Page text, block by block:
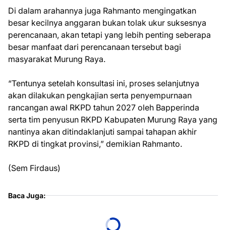
Di dalam arahannya juga Rahmanto mengingatkan
besar kecilnya anggaran bukan tolak ukur suksesnya
perencanaan, akan tetapi yang lebih penting seberapa
besar manfaat dari perencanaan tersebut bagi
masyarakat Murung Raya.
“Tentunya setelah konsultasi ini, proses selanjutnya
akan dilakukan pengkajian serta penyempurnaan
rancangan awal RKPD tahun 2027 oleh Bapperinda
serta tim penyusun RKPD Kabupaten Murung Raya yang
nantinya akan ditindaklanjuti sampai tahapan akhir
RKPD di tingkat provinsi,” demikian Rahmanto.
(Sem Firdaus)
Baca Juga: